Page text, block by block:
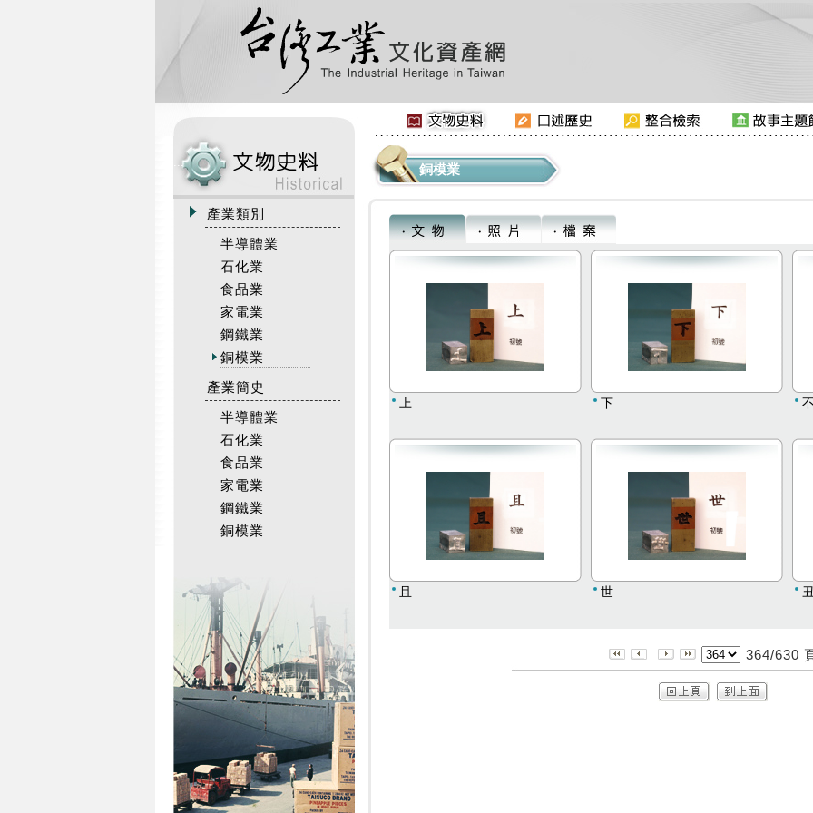
:::
產業類別
半導體業
石化業
食品業
家電業
鋼鐵業
銅模業
產業簡史
半導體業
石化業
食品業
家電業
鋼鐵業
銅模業
銅模業
上 下
且 世
364/630